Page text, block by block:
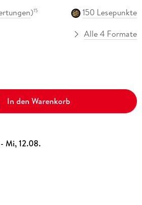
)15
150 Lesepunkte
Alle 4 Formate
In den Warenkorb
Mi, 12.08.